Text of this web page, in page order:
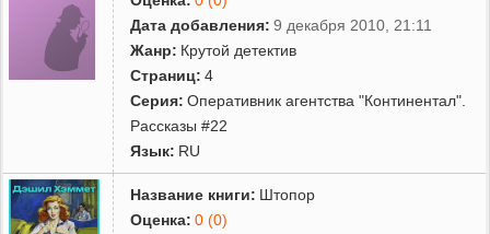
Дата добавления: 9 декабря 2010, 21:11
Жанр: Крутой детектив
Страниц: 4
Серия: Оперативник агентства "Континентал".
Рассказы #22
Язык: RU
Название книги: Штопор
Оценка: 0 (0)